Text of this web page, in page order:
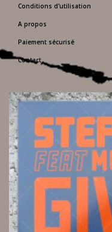
Conditions d'utilisation
A propos
Paiement sécurisé
Contact